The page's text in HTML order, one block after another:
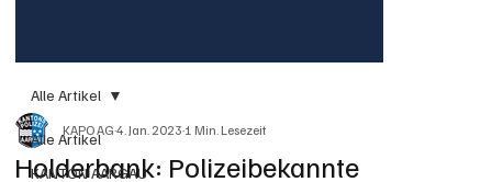
Alle Artikel
KANTON AARGAU
Alle Artikel
Holderbank: Polizeibekannte
KAPO AG4. Jan. 20231 Min. Lesezeit